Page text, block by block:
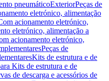
pneumáticoExteriorPeças de
eletrónico, alimentação
acionamento eletrónico,
eletrónico, alimentação a
acionamento eletrónico,
Peças de
Kits de estrutura e de
Kits de estrutura e de
de descarga e acessórios de